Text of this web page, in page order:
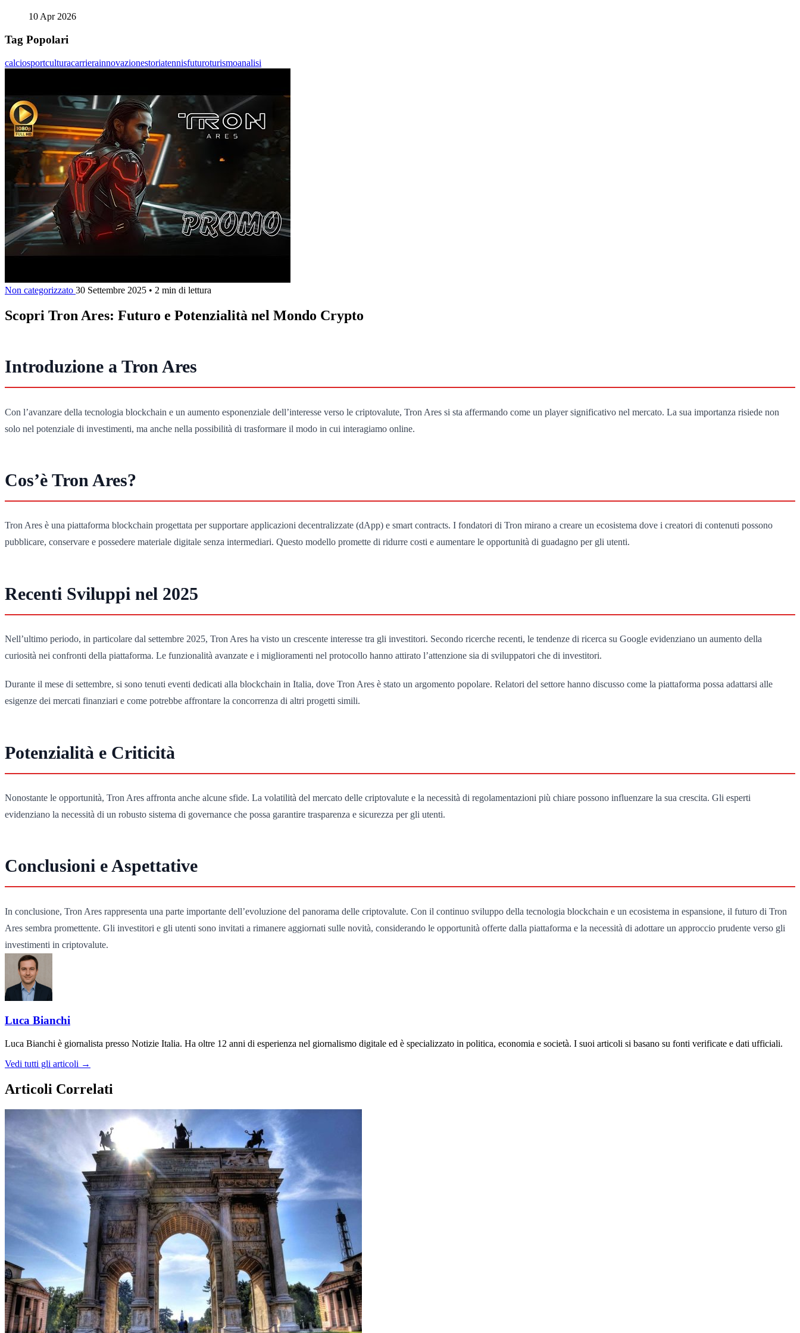
10 Apr 2026
Tag Popolari
calciosportculturacarrierainnovazionestoriatennisfuturoturismoanalisi
Non categorizzato 30 Settembre 2025 • 2 min di lettura
Scopri Tron Ares: Futuro e Potenzialità nel Mondo Crypto
Introduzione a Tron Ares
Con l’avanzare della tecnologia blockchain e un aumento esponenziale dell’interesse verso le criptovalute, Tron Ares si sta affermando come un player significativo nel mercato. La sua importanza risiede non
solo nel potenziale di investimenti, ma anche nella possibilità di trasformare il modo in cui interagiamo online.
Cos’è Tron Ares?
Tron Ares è una piattaforma blockchain progettata per supportare applicazioni decentralizzate (dApp) e smart contracts. I fondatori di Tron mirano a creare un ecosistema dove i creatori di contenuti possono
pubblicare, conservare e possedere materiale digitale senza intermediari. Questo modello promette di ridurre costi e aumentare le opportunità di guadagno per gli utenti.
Recenti Sviluppi nel 2025
Nell’ultimo periodo, in particolare dal settembre 2025, Tron Ares ha visto un crescente interesse tra gli investitori. Secondo ricerche recenti, le tendenze di ricerca su Google evidenziano un aumento della
curiosità nei confronti della piattaforma. Le funzionalità avanzate e i miglioramenti nel protocollo hanno attirato l’attenzione sia di sviluppatori che di investitori.
Durante il mese di settembre, si sono tenuti eventi dedicati alla blockchain in Italia, dove Tron Ares è stato un argomento popolare. Relatori del settore hanno discusso come la piattaforma possa adattarsi alle
esigenze dei mercati finanziari e come potrebbe affrontare la concorrenza di altri progetti simili.
Potenzialità e Criticità
Nonostante le opportunità, Tron Ares affronta anche alcune sfide. La volatilità del mercato delle criptovalute e la necessità di regolamentazioni più chiare possono influenzare la sua crescita. Gli esperti
evidenziano la necessità di un robusto sistema di governance che possa garantire trasparenza e sicurezza per gli utenti.
Conclusioni e Aspettative
In conclusione, Tron Ares rappresenta una parte importante dell’evoluzione del panorama delle criptovalute. Con il continuo sviluppo della tecnologia blockchain e un ecosistema in espansione, il futuro di Tron
Ares sembra promettente. Gli investitori e gli utenti sono invitati a rimanere aggiornati sulle novità, considerando le opportunità offerte dalla piattaforma e la necessità di adottare un approccio prudente verso gli
investimenti in criptovalute.
Luca Bianchi
Luca Bianchi è giornalista presso Notizie Italia. Ha oltre 12 anni di esperienza nel giornalismo digitale ed è specializzato in politica, economia e società. I suoi articoli si basano su fonti verificate e dati ufficiali.
Vedi tutti gli articoli →
Articoli Correlati